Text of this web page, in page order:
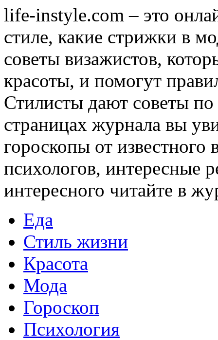
life-instyle.com – это
стиле, какие стрижки в
советы визажистов,
красоты, и помогут
Стилисты дают советы
страницах журнала вы
гороскопы от известного
психологов, интересные
интересного читайте в
Еда
Стиль жизни
Красота
Мода
Гороскоп
Психология